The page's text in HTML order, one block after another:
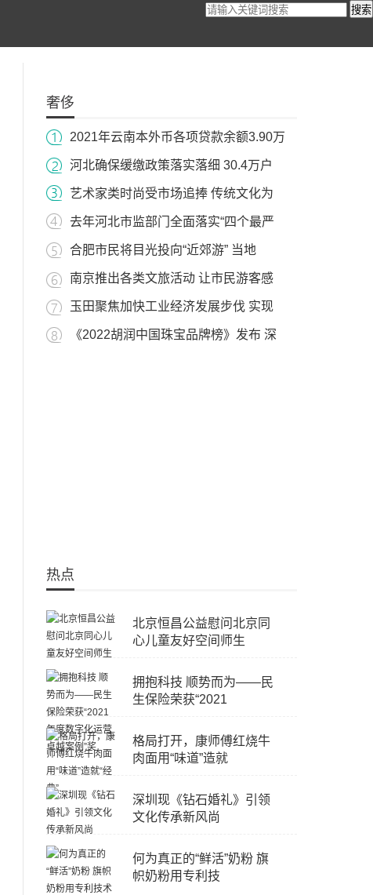
搜索
奢侈
2021年云南本外币各项贷款余额3.90万
河北确保缓缴政策落实落细 30.4万户
艺术家类时尚受市场追捧 传统文化为
去年河北市监部门全面落实“四个最严
合肥市民将目光投向“近郊游” 当地
南京推出各类文旅活动 让市民游客感
玉田聚焦加快工业经济发展步伐 实现
《2022胡润中国珠宝品牌榜》发布 深
热点
北京恒昌公益慰问北京同
心儿童友好空间师生
拥抱科技 顺势而为——民
生保险荣获“2021
格局打开，康师傅红烧牛
肉面用“味道”造就
深圳现《钻石婚礼》引领
文化传承新风尚
何为真正的“鲜活”奶粉 旗
帜奶粉用专利技